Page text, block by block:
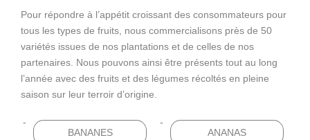
Pour répondre à l’appétit croissant des consommateurs pour
tous les types de fruits, nous commercialisons près de 50
variétés issues de nos plantations et de celles de nos
partenaires. Nous pouvons ainsi être présents tout au long
l’année avec des fruits et des légumes récoltés en pleine
saison sur leur terroir d’origine.
BANANES ANANAS